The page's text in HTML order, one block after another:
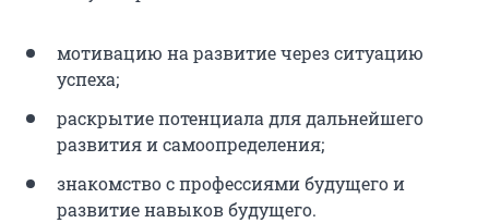
мотивацию на развитие через ситуацию
успеха;
раскрытие потенциала для дальнейшего
развития и самоопределения;
знакомство с профессиями будущего и
развитие навыков будущего.